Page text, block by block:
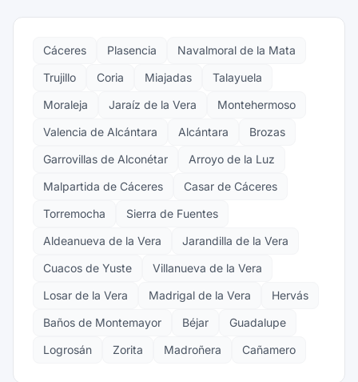
Cáceres Plasencia
Navalmoral de la Mata
Trujillo
Coria Miajadas
Talayuela
Moraleja
Jaraíz de la Vera
Montehermoso
Valencia de Alcántara
Alcántara
Brozas
Garrovillas de Alconétar
Arroyo de la Luz
Malpartida de Cáceres
Casar de Cáceres
Torremocha
Sierra de Fuentes
Aldeanueva de la Vera
Jarandilla de la Vera
Cuacos de Yuste
Villanueva de la Vera
Losar de la Vera
Madrigal de la Vera
Hervás
Baños de Montemayor
Béjar
Guadalupe
Logrosán
Zorita Madroñera Cañamero